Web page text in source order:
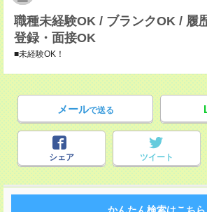
職種未経験OK / ブランクOK / 履
登録・面接OK
■未経験OK！
メールで送る
シェア ツイート